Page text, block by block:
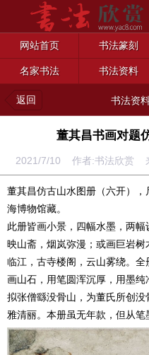
网站首页 书法篆刻
名家书法 书法资料
返回 书法资
董其昌书画对题
2021/7/10 作者:书法欣赏
董其昌仿古山水图册（六开）
海博物馆藏。
此册皆画小景，四幅水墨，两
映山斋，烟岚弥漫；或画巨岩
临江，古寺楼阁，云山雾绕。
画山石，用笔圆浑沉厚，用墨
拟张僧繇没骨山，为董氏所创
雅清丽。本册虽无年款，但从笔